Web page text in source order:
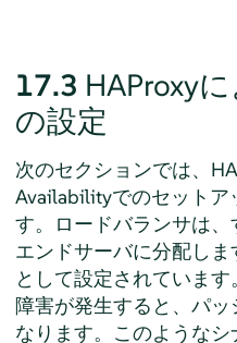
17.3 HAProxy
の設定
次のセクションでは、
Availabilityでのセットア
す。ロードバランサは
エンドサーバに分配し
として設定されていま
障害が発生すると、パ
なります。このような